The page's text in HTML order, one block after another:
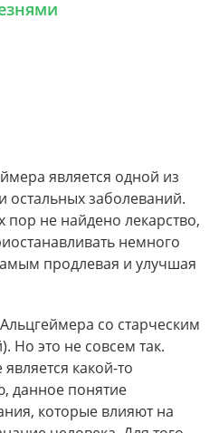
является одной из
остальных заболеваний.
пор не найдено лекарство,
немного
продлевая и улучшая
со старческим
Но это не совсем так.
какой-то
данное понятие
которые влияют на